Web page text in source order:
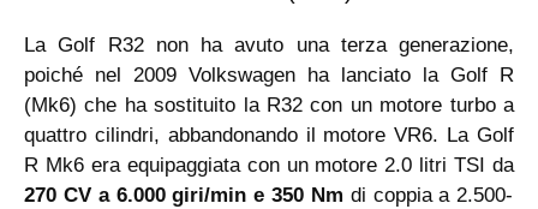
La Golf R32 non ha avuto una terza generazione,
poiché nel 2009 Volkswagen ha lanciato la Golf R
(Mk6) che ha sostituito la R32 con un motore turbo a
quattro cilindri, abbandonando il motore VR6. La Golf
R Mk6 era equipaggiata con un motore 2.0 litri TSI da
270 CV a 6.000 giri/min e 350 Nm di coppia a 2.500-